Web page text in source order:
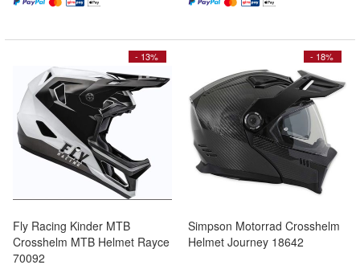
- 13%
Fly Racing Kinder MTB
Crosshelm MTB Helmet Rayce
70092
- 18%
Simpson Motorrad Crosshelm
Helmet Journey 18642